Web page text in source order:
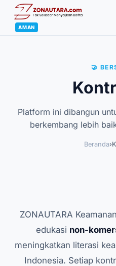
AMAN
🤝
Platform ini dibangun
berkembang lebih
Beranda›
ZONAUTARA
edukasi non-
meningkatkan literasi
Indonesia. Setiap